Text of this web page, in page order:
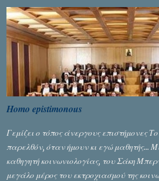
Homo epistimonous
Γεμίζει ο τόπος άνεργους επιστήμονες
παρελθόν, όταν ήμουν κι εγώ μαθητής...
καθηγητή κοινωνιολογίας, του Σάκη
μεγάλο μέρος του εκτροχιασμού της